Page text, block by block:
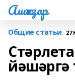
Ашҡаҙар
Общие статьи 27
йәшәргә